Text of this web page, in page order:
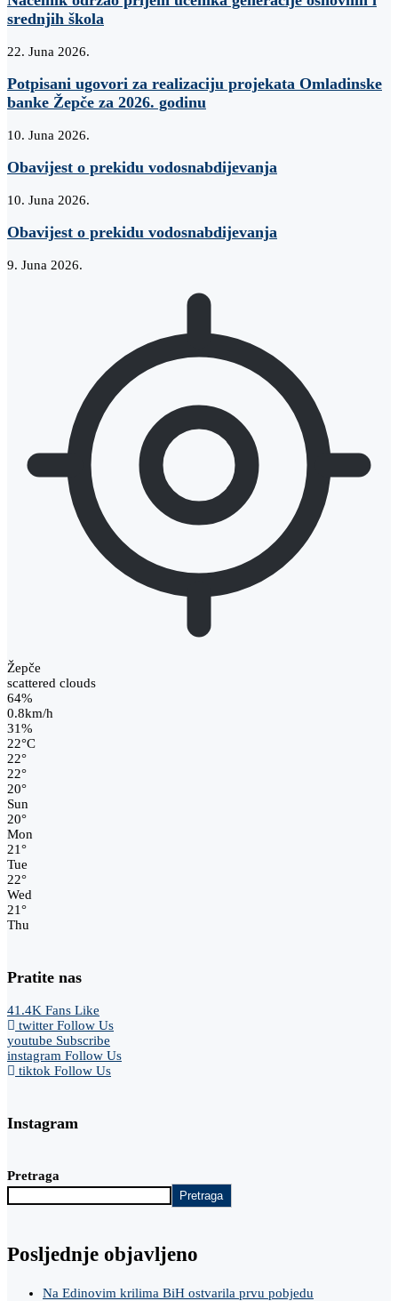
srednjih škola
22. Juna 2026.
Potpisani ugovori za realizaciju projekata Omladinske
banke Žepče za 2026. godinu
10. Juna 2026.
Obavijest o prekidu vodosnabdijevanja
10. Juna 2026.
Obavijest o prekidu vodosnabdijevanja
9. Juna 2026.
Žepče
scattered clouds
64%
0.8km/h
31%
22°C
22°
22°
20°
Sun
20°
Mon
21°
Tue
22°
Wed
21°
Thu
Pratite nas
41.4K Fans Like
twitter Follow Us
youtube Subscribe
instagram Follow Us
tiktok Follow Us
Instagram
Pretraga
Pretraga
Posljednje objavljeno
Na Edinovim krilima BiH ostvarila prvu pobjedu